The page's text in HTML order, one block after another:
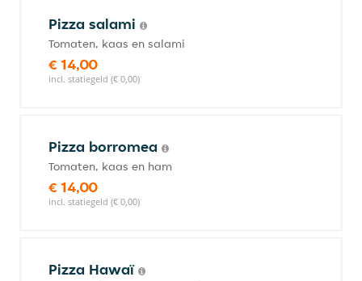
Pizza salami
Tomaten, kaas en salami
€ 14,00
incl. statiegeld (€ 0,00)
Pizza borromea
Tomaten, kaas en ham
€ 14,00
incl. statiegeld (€ 0,00)
Pizza Hawaï